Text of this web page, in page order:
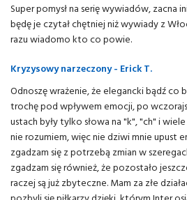
Super pomysł na serię wywiadów, zacna
będę je czytał chętniej niż wywiady z
razu wiadomo kto co powie.
Kryzysowy narzeczony - Erick T.
Odnoszę wrażenie, że elegancki bądź co
trochę pod wpływem emocji, po
ustach były tylko słowa na "k", "ch" i
nie rozumiem, więc nie dziwi mnie upust
zgadzam się z potrzebą zmian w
zgadzam się również, że pozostało
raczej są już zbyteczne. Mam za złe